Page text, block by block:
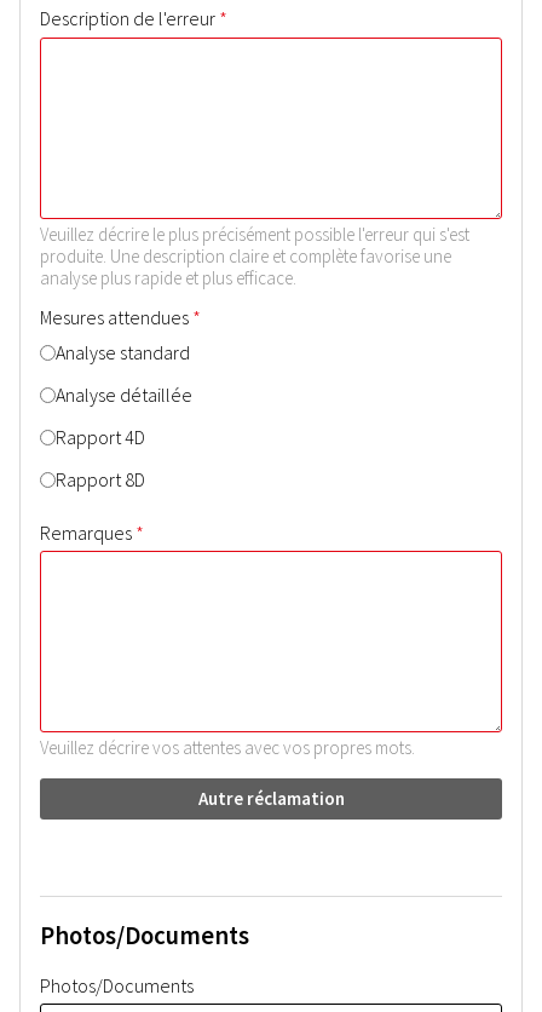
Description de l'erreur *
Veuillez décrire le plus précisément possible l'erreur qui s'est
produite. Une description claire et complète favorise une
analyse plus rapide et plus efficace.
Mesures attendues *
Analyse standard
Analyse détaillée
Rapport 4D
Rapport 8D
Remarques *
Veuillez décrire vos attentes avec vos propres mots.
Autre réclamation
Photos/Documents
Photos/Documents